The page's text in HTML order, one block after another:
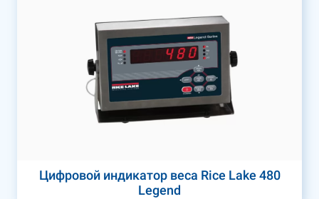
Цифровой индикатор веса Rice Lake 480
Legend